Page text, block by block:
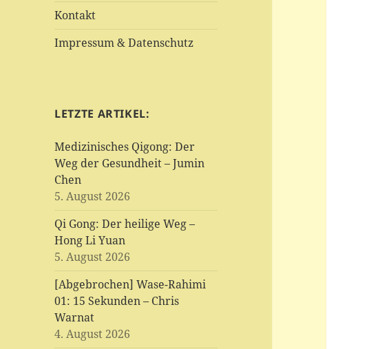
Kontakt
Impressum & Datenschutz
LETZTE ARTIKEL:
Medizinisches Qigong: Der
Weg der Gesundheit – Jumin
Chen
5. August 2026
Qi Gong: Der heilige Weg –
Hong Li Yuan
5. August 2026
[Abgebrochen] Wase-Rahimi
01: 15 Sekunden – Chris
Warnat
4. August 2026